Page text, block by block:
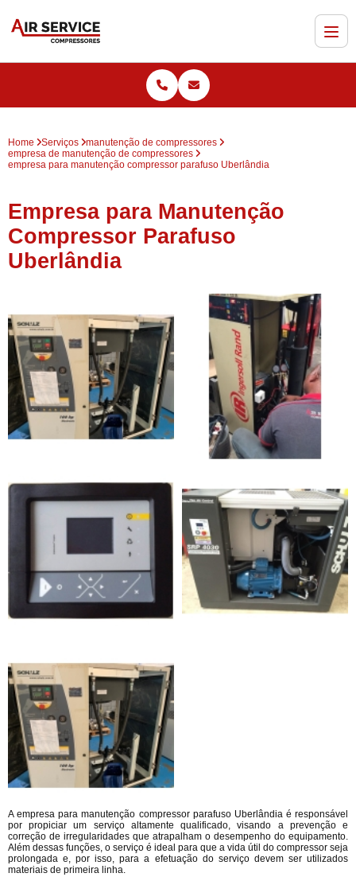
Home Serviços
manutenção de compressores
empresa de manutenção de compressores
empresa para manutenção compressor parafuso Uberlândia
Empresa para Manutenção
Compressor Parafuso
Uberlândia
A empresa para manutenção compressor parafuso Uberlândia é responsável
por propiciar um serviço altamente qualificado, visando a prevenção e
correção de irregularidades que atrapalham o desempenho do equipamento.
Além dessas funções, o serviço é ideal para que a vida útil do compressor seja
prolongada e, por isso, para a efetuação do serviço devem ser utilizados
materiais de primeira linha.